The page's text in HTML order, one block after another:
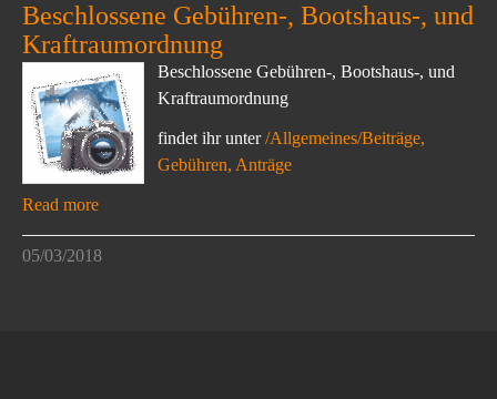
Beschlossene Gebühren-, Bootshaus-, und
Kraftraumordnung
Beschlossene Gebühren-, Bootshaus-, und
Kraftraumordnung
findet ihr unter/Allgemeines/Beiträge,
Gebühren, Anträge
Read more
05/03/2018